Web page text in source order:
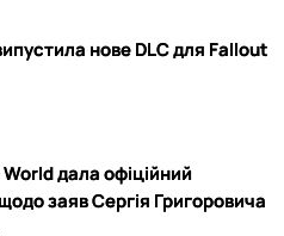
нове DLC для Fallout
дала офіційний
заяв Сергія Григоровича